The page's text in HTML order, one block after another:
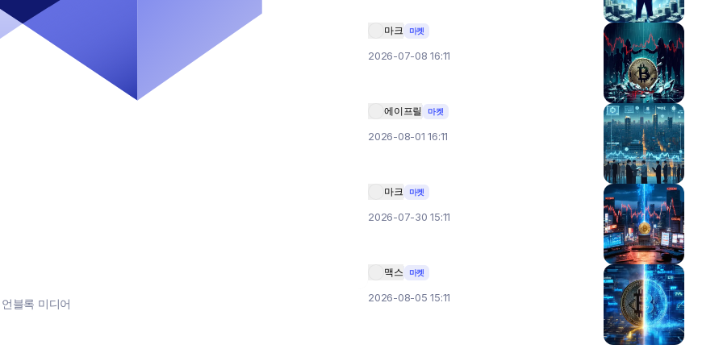
언블록 미디어
마크 마켓
2026-07-08 16:11
에이프릴 마켓
2026-08-01 16:11
마크 마켓
2026-07-30 15:11
맥스 마켓
2026-08-05 15:11